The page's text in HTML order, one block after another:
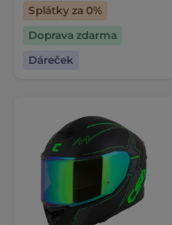
Splátky za 0%
Doprava zdarma
Dáreček